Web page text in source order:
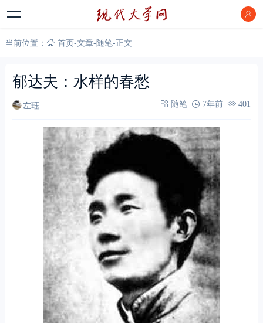
当前位置： 首页-文章-随笔-正文
郁达夫：水样的春愁
左珏 随笔 7年前 401